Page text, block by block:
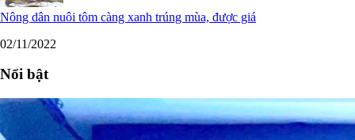
Nông dân nuôi tôm càng xanh trúng mùa, được giá
02/11/2022
Nổi bật